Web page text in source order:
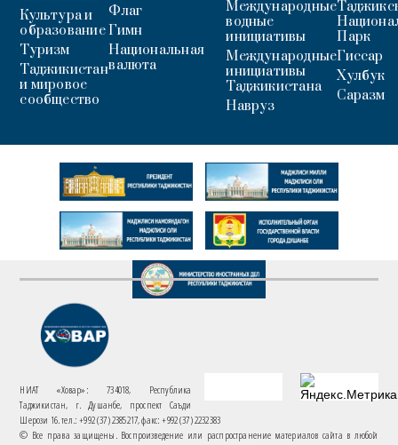
Культура и
образование
Туризм
Таджикистан
и мировое
сообщество
Флаг
Гимн
Национальная
валюта
Международные
водные
инициативы
Международные
инициативы
Таджикистана
Навруз
Парк
Гиссар
Хулбук
Саразм
НИАТ «Ховар»: 734018, Республика
Таджикистан, г. Душанбе, проспект Саъди
Шерози 16. тел.: +992 (37) 2385217, факс: +992 (37) 2232383
© Все права защищены. Воспроизведение или распространение материалов сайта в любой